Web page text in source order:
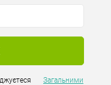
Загальними